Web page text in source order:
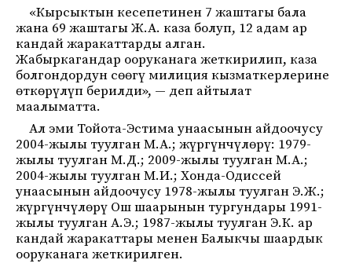
«Кырсыктын кесепетинен 7 жаштагы бала
жана 69 жаштагы Ж.А. каза болуп, 12 адам ар
кандай жаракаттарды алган.
Жабыркагандар ооруканага жеткирилип, каза
болгондордун сөөгү милиция кызматкерлерине
өткөрүлүп берилди», — деп айтылат
маалыматта.
Ал эми Тойота-Эстима унаасынын айдоочусу
2004-жылы туулган М.А.; жүргүнчүлөрү: 1979-
жылы туулган М.Д.; 2009-жылы туулган М.А.;
2004-жылы туулган М.И.; Хонда-Одиссей
унаасынын айдоочусу 1978-жылы туулган Э.Ж.;
жүргүнчүлөрү Ош шаарынын тургундары 1991-
жылы туулган А.Э.; 1987-жылы туулган Э.К. ар
кандай жаракаттары менен Балыкчы шаардык
ооруканага жеткирилген.